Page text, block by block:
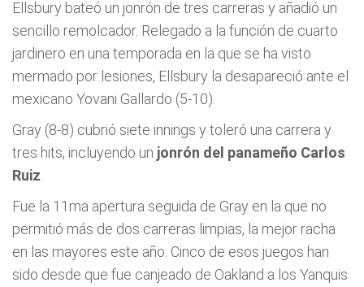
Ellsbury bateó un jonrón de tres carreras y añadió un
sencillo remolcador. Relegado a la función de cuarto
jardinero en una temporada en la que se ha visto
mermado por lesiones, Ellsbury la desapareció ante el
mexicano Yovani Gallardo (5-10).
Gray (8-8) cubrió siete innings y toleró una carrera y
tres hits, incluyendo un jonrón del panameño Carlos
Ruiz
Fue la 11ma apertura seguida de Gray en la que no
permitió más de dos carreras limpias, la mejor racha
en las mayores este año. Cinco de esos juegos han
sido desde que fue canjeado de Oakland a los Yanquis